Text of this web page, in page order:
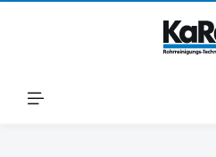
Zum Hauptinhalt springen